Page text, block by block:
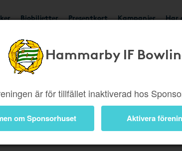
Biobiljetter Presentkort Kampanjer Har
Hammarby IF
är för tillfället inaktiverad hos
om Sponsorhuset Aktivera